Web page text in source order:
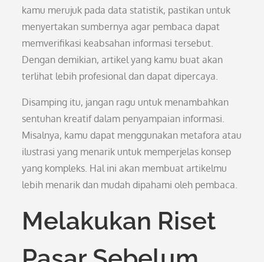
kamu merujuk pada data statistik, pastikan untuk
menyertakan sumbernya agar pembaca dapat
memverifikasi keabsahan informasi tersebut.
Dengan demikian, artikel yang kamu buat akan
terlihat lebih profesional dan dapat dipercaya.
Disamping itu, jangan ragu untuk menambahkan
sentuhan kreatif dalam penyampaian informasi.
Misalnya, kamu dapat menggunakan metafora atau
ilustrasi yang menarik untuk memperjelas konsep
yang kompleks. Hal ini akan membuat artikelmu
lebih menarik dan mudah dipahami oleh pembaca.
Melakukan Riset